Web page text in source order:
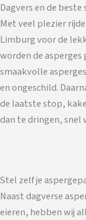
Dagvers en de beste
Met veel plezier
Limburg voor de
worden de
smaakvolle
en ongeschild.
de laatste stop,
dan te dringen, snel
Stel zelf je
Naast dagverse
eieren, hebben wij